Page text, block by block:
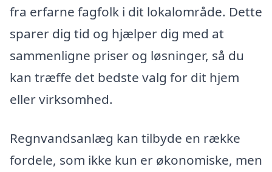
fra erfarne fagfolk i dit lokalområde. Dette
sparer dig tid og hjælper dig med at
sammenligne priser og løsninger, så du
kan træffe det bedste valg for dit hjem
eller virksomhed.
Regnvandsanlæg kan tilbyde en række
fordele, som ikke kun er økonomiske, men